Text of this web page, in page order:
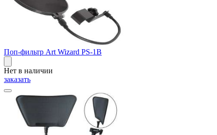
Поп-фильтр Art Wizard PS-1B
Нет в наличии
заказать